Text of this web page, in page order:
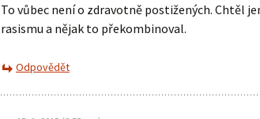
To vůbec není o zdravotně postižených. Chtěl
rasismu a nějak to překombinoval.
Odpovědět